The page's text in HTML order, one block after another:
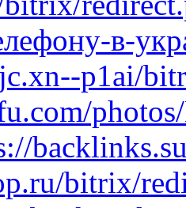
в-
p1ai/
bitrix/